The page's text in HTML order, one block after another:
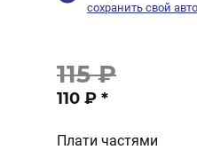
сохранить свой
115 ₽
110 ₽ *
Плати частями